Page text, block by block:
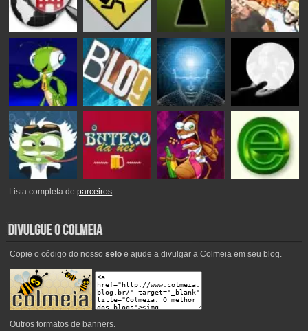
Lista completa deparceiros.
Copie o código do nosso seloe ajude a divulgar a Colmeia em seu blog.
Outros formatos de banners.